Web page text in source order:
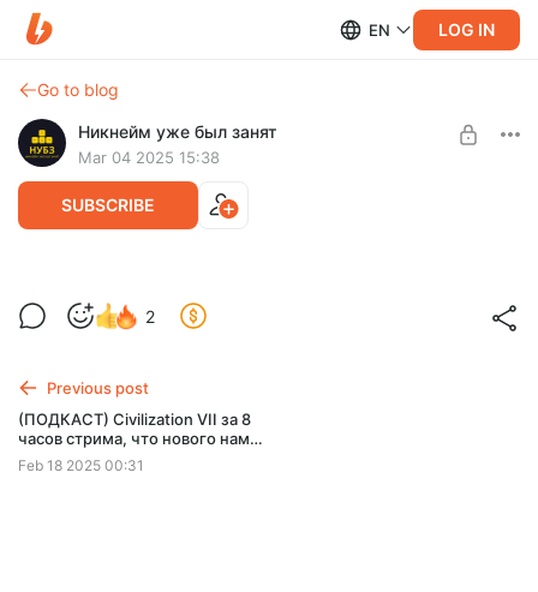
EN LOG IN
Go to blog
Никнейм уже был занят
Mar 04 2025 15:38
SUBSCRIBE
Игры, деньги и PR! Николай Борозов из
Акеллы, Sony и EA. Даня Каменев из
2
Previous post
(ПОДКАСТ) Civilization VII за 8
часов стрима, что нового нам
показали Sony и сериал Мамонт
Feb 18 2025 00:31